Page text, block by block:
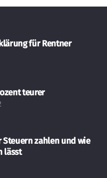
für Rentner
teurer
Steuern zahlen und wie
lässt